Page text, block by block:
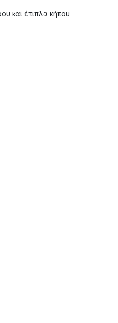
και έπιπλα κήπου